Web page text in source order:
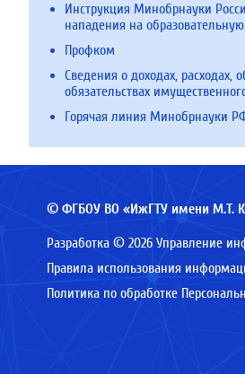
Инструкция Минобрнауки
нападения на
Профком
Сведения о доходах, расходах,
обязательствах
Горячая линия Минобрнауки
© ФГБОУ ВО «ИжГТУ имени М.Т.
Разработка © 2026 Управление
Правила использования
Политика по обработке